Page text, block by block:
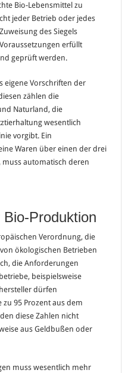
Bio-Lebensmittel zu
jeder Betrieb oder jedes
des Siegels
erfüllt
geprüft werden.
eigene Vorschriften der
zählen die
Naturland, die
wesentlich
vorgibt. Ein
Waren über einen der drei
automatisch deren
Produktion
Verordnung, die
ökologischen Betrieben
die Anforderungen
beispielsweise
dürfen
95 Prozent aus dem
diese Zahlen nicht
aus Geldbußen oder
muss wesentlich mehr